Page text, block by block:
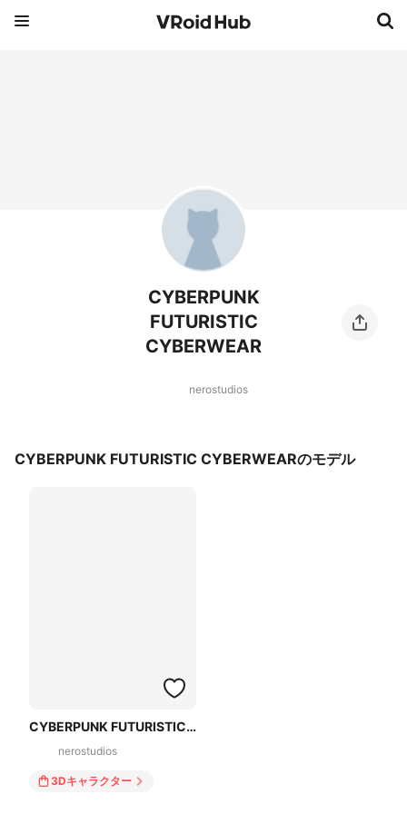
CYBERPUNK
FUTURISTIC
CYBERWEAR
nerostudios
CYBERPUNK FUTURISTIC CYBERWEARのモデル
CYBERPUNK FUTURISTIC CYBERWEAR
nerostudios
3Dキャラクター